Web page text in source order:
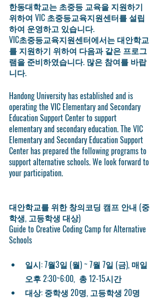
한동대학교는 초중등 교육을 지원하기
위하여 VIC 초중등교육지원센터를 설립
하여 운영하고 있습니다.
VIC초중등교육지원센터에서는 대안학교
를 지원하기 위하여 다음과 같은 프로그
램을 준비하였습니다. 많은 참여를 바랍
니다.
Handong University has established and is
operating the VIC Elementary and Secondary
Education Support Center to support
elementary and secondary education. The VIC
Elementary and Secondary Education Support
Center has prepared the following programs to
support alternative schools. We look forward to
your participation.
대안학교를 위한 창의코딩 캠프 안내 (중
학생, 고등학생 대상)
Guide to Creative Coding Camp for Alternative
Schools
일시: 7월3일 (월) ~ 7월 7일 (금), 매일
오후 2:30~6:00,  총 12-15시간
대상: 중학생 20명, 고등학생 20명